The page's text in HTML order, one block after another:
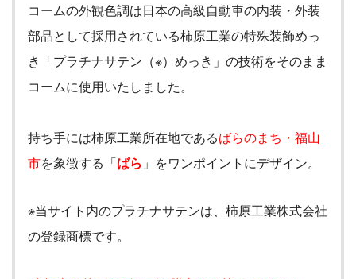
コームの外観色調は日本の高級自動車の内装・外装
部品として採用されている柿原工業の特殊装飾めっ
き「プラチナサテン（※）めっき」の技術をそのまま
コームに使用いたしました。
持ち手には柿原工業所在地であるばらのまち・福山
市を象徴する「ばら 」をワンポイントにデザイン。
※当サイト内のプラチナサテンは、柿原工業株式会社
の登録商標です。